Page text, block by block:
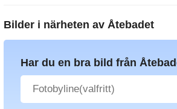
Bilder i närheten av Åtebadet
Har du en bra bild från